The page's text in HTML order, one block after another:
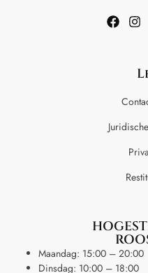
Maandag: 15:00 – 20:00
Dinsdag: 10:00 – 18:00